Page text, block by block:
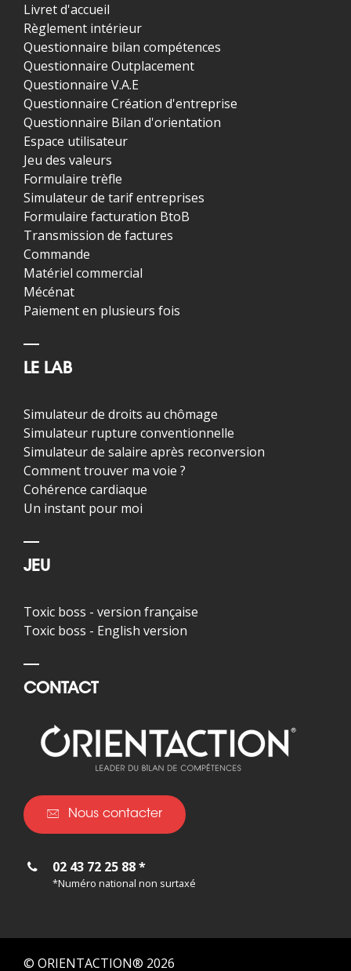
Livret d'accueil
Règlement intérieur
Questionnaire bilan compétences
Questionnaire Outplacement
Questionnaire V.A.E
Questionnaire Création d'entreprise
Questionnaire Bilan d'orientation
Espace utilisateur
Jeu des valeurs
Formulaire trèfle
Simulateur de tarif entreprises
Formulaire facturation BtoB
Transmission de factures
Commande
Matériel commercial
Mécénat
Paiement en plusieurs fois
LE LAB
Simulateur de droits au chômage
Simulateur rupture conventionnelle
Simulateur de salaire après reconversion
Comment trouver ma voie ?
Cohérence cardiaque
Un instant pour moi
JEU
Toxic boss - version française
Toxic boss - English version
CONTACT
Nous contacter
02 43 72 25 88 *
*Numéro national non surtaxé
© ORIENTACTION® 2026